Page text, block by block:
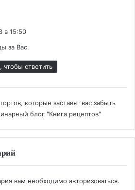
и охладить 15 минут в
шоколад, обмазать сверху и
При подаче каждую порцию
выпечка
птичье_молоко
рецепт
в 15:50
за Вас.
чтобы ответить
которые заставят вас забыть
блог "Книга рецептов"
вам необходимо авторизоваться.